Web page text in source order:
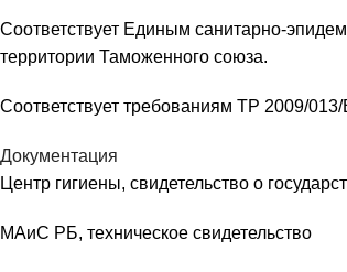
Соответствует Единым санитарно-
территории Таможенного союза.
Соответствует требованиям ТР 2009/
Документация
Центр гигиены, свидетельство о
МАиС РБ, техническое свидетельство